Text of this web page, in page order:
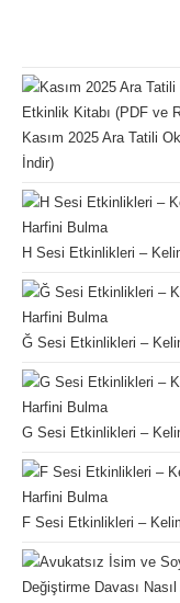
Kasım 2025 Ara Tatili
İndir)
H Sesi Etkinlikleri –
Ğ Sesi Etkinlikleri –
G Sesi Etkinlikleri –
F Sesi Etkinlikleri –